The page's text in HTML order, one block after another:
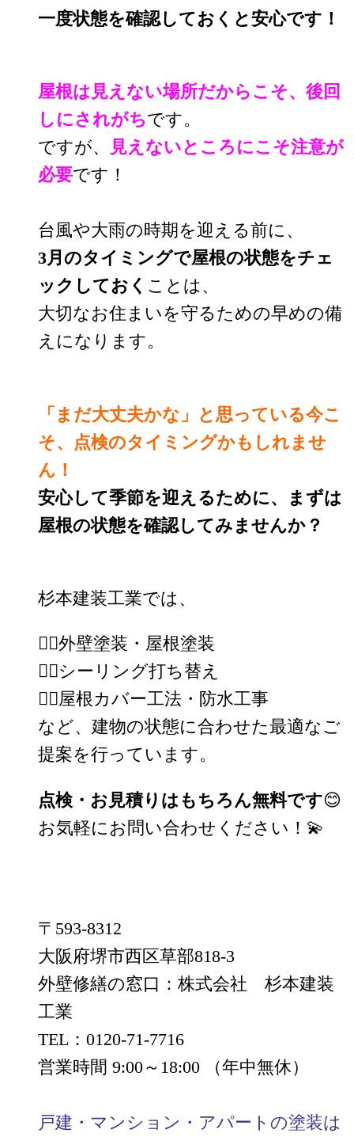
一度状態を確認しておくと安心です！
屋根は見えない場所だからこそ、後回
しにされがちです。
ですが、
見えないところにこそ注意が
必要です！
台風や大雨の時期を迎える前に、
3月のタイミングで屋根の状態をチェ
ックしておく ことは、
大切なお住まいを守るための早めの備
えになります。
「まだ大丈夫かな」と思っている今こ
そ、点検のタイミングかもしれませ
ん！
安心して季節を迎えるために、まずは
屋根の状態を確認してみませんか？
杉本建装工業では、
👷‍♂️外壁塗装・屋根塗装
👷‍♂️シーリング打ち替え
👷‍♂️屋根カバー工法・防水工事
など、建物の状態に合わせた最適なご
提案を行っています。
点検・お見積りはもちろん無料です😊
お気軽にお問い合わせください！💫
〒593-8312
大阪府堺市西区草部818-3
外壁修繕の窓口：株式会社 杉本建装
工業
TEL：0120-71-7716
営業時間 9:00～18:00 （年中無休）
戸建・マンション・アパートの塗装は